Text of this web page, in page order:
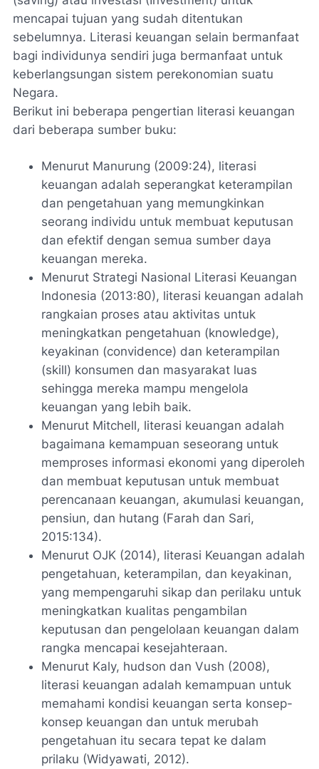
mencapai tujuan yang sudah ditentukan
sebelumnya. Literasi keuangan selain bermanfaat
bagi individunya sendiri juga bermanfaat untuk
keberlangsungan sistem perekonomian suatu
Negara.
Berikut ini beberapa pengertian literasi keuangan
dari beberapa sumber buku:
Menurut Manurung (2009:24), literasi
keuangan adalah seperangkat keterampilan
dan pengetahuan yang memungkinkan
seorang individu untuk membuat keputusan
dan efektif dengan semua sumber daya
keuangan mereka.
Menurut Strategi Nasional Literasi Keuangan
Indonesia (2013:80), literasi keuangan adalah
rangkaian proses atau aktivitas untuk
meningkatkan pengetahuan (knowledge),
keyakinan (convidence) dan keterampilan
(skill) konsumen dan masyarakat luas
sehingga mereka mampu mengelola
keuangan yang lebih baik.
Menurut Mitchell, literasi keuangan adalah
bagaimana kemampuan seseorang untuk
memproses informasi ekonomi yang diperoleh
dan membuat keputusan untuk membuat
perencanaan keuangan, akumulasi keuangan,
pensiun, dan hutang (Farah dan Sari,
2015:134).
Menurut OJK (2014), literasi Keuangan adalah
pengetahuan, keterampilan, dan keyakinan,
yang mempengaruhi sikap dan perilaku untuk
meningkatkan kualitas pengambilan
keputusan dan pengelolaan keuangan dalam
rangka mencapai kesejahteraan.
Menurut Kaly, hudson dan Vush (2008),
literasi keuangan adalah kemampuan untuk
memahami kondisi keuangan serta konsep-
konsep keuangan dan untuk merubah
pengetahuan itu secara tepat ke dalam
prilaku (Widyawati, 2012).